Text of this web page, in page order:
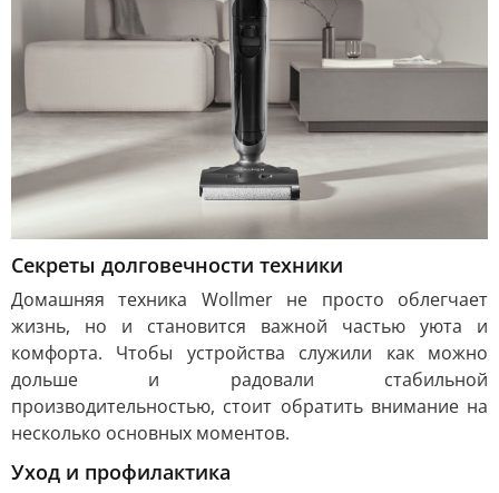
Секреты долговечности техники
Домашняя техника Wollmer не просто облегчает
жизнь, но и становится важной частью уюта и
комфорта. Чтобы устройства служили как можно
дольше и радовали стабильной
производительностью, стоит обратить внимание на
несколько основных моментов.
Уход и профилактика